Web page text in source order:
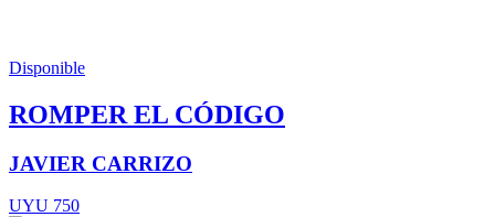
Disponible
ROMPER EL CÓDIGO
JAVIER CARRIZO
UYU 750